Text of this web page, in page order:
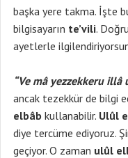
başka yere takma. İşte
bilgisayarın te’vili.
ayetlerle
“Ve mâ yezzekkeru
ancak tezekkür de bilgi
elbâb kullanabilir. Ulûl
diye tercüme ediyoruz.
geçiyor. O zaman ulûl